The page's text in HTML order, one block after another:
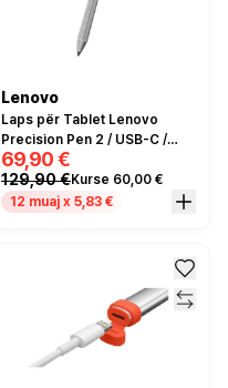
Lenovo
Laps për Tablet Lenovo
Precision Pen 2 / USB-C /
Bluetooth / Hiri
69,90 €
129,90 €Kurse 60,00 €
12 muaj x 5,83 €